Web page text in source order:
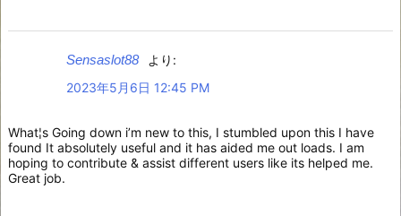
Sensaslot88
より:
2023年5月6日 12:45 PM
What¦s Going down i’m new to this, I stumbled upon this I have
found It absolutely useful and it has aided me out loads. I am
hoping to contribute & assist different users like its helped me.
Great job.